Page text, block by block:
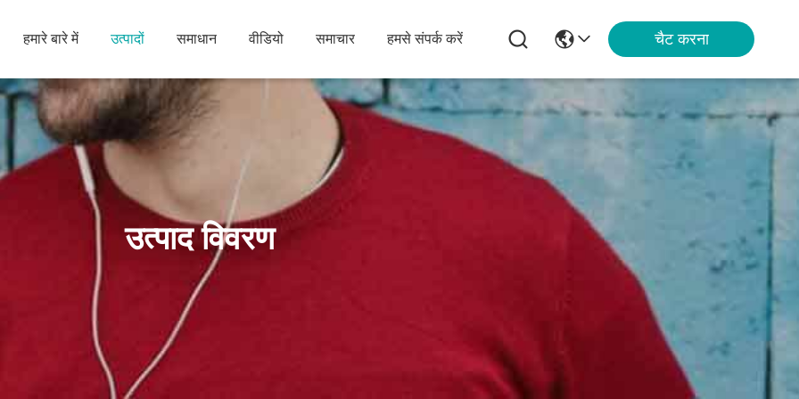
हमारे बारे में उत्पादों समाधान वीडियो समाचार हमसे संपर्क करें चैट करना
उत्पाद विवरण